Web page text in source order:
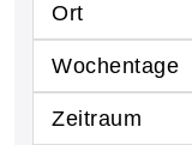
Ort
Wochentage
Zeitraum